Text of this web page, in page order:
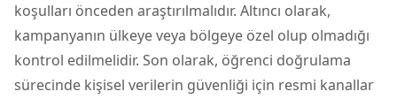
koşulları önceden araştırılmalıdır. Altıncı olarak,
kampanyanın ülkeye veya bölgeye özel olup olmadığı
kontrol edilmelidir. Son olarak, öğrenci doğrulama
sürecinde kişisel verilerin güvenliği için resmi kanallar